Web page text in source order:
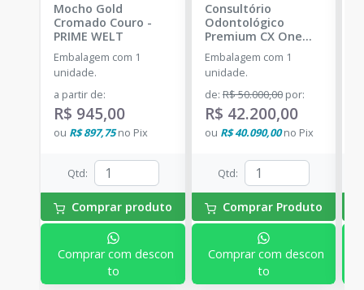
Mocho Gold
Cromado Couro -
PRIME WELT
Embalagem com 1
unidade.
a partir de:
R$ 945,00
ou R$ 897,75no Pix
Qtd:
Comprar produto
Comprar com descon
to
Consultório
Odontológico
Premium CX One
CX-9000 TOP -
Couro-PRIME WELT
Embalagem com 1
unidade.
de: R$ 50.000,00 por:
R$ 42.200,00
ou R$ 40.090,00no Pix
Qtd:
Comprar Produto
Comprar com descon
to